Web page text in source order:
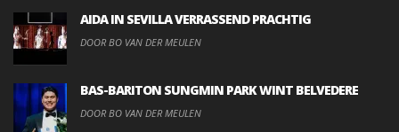
AIDA IN SEVILLA VERRASSEND PRACHTIG
DOOR BO VAN DER MEULEN
BAS-BARITON SUNGMIN PARK WINT BELVEDERE
DOOR BO VAN DER MEULEN